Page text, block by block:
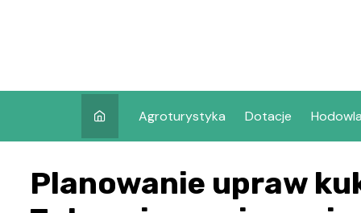
Agroturystyka Dotacje Hodowla
Planowanie upraw